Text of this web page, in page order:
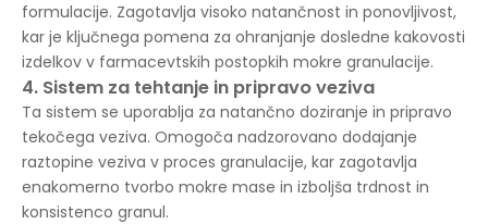
formulacije. Zagotavlja visoko natančnost in ponovljivost,
kar je ključnega pomena za ohranjanje dosledne kakovosti
izdelkov v farmacevtskih postopkih mokre granulacije.
4. Sistem za tehtanje in pripravo veziva
Ta sistem se uporablja za natančno doziranje in pripravo
tekočega veziva. Omogoča nadzorovano dodajanje
raztopine veziva v proces granulacije, kar zagotavlja
enakomerno tvorbo mokre mase in izboljša trdnost in
konsistenco granul.